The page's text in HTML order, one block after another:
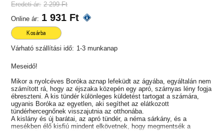
Eredeti ár: 2 299 Ft
Online ár: 1 931 Ft
Kosárba
Várható szállítási idő: 1-3 munkanap
Meseidő!
Mikor a nyolcéves Boróka aznap lefeküdt az ágyába, egyáltalán nem
számított rá, hogy az éjszaka közepén egy apró, szárnyas lény fogja
ébreszteni. A kis tündér különleges küldetést tartogat a számára,
ugyanis Boróka az egyetlen, aki segíthet az elátkozott
tündérhercegnőnek visszajutnia az otthonába.
A kislány és új barátai, az apró tündér, a néma sárkány, és a
mesékben élő kisfiú mindent elkövetnek, hogy megmentsék a